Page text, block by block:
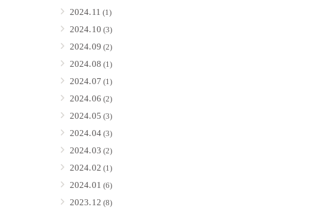
2024.11 (1)
2024.10 (3)
2024.09 (2)
2024.08 (1)
2024.07 (1)
2024.06 (2)
2024.05 (3)
2024.04(3)
2024.03 (2)
2024.02 (1)
2024.01 (6)
2023.12 (8)